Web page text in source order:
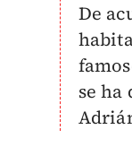
De
se ha